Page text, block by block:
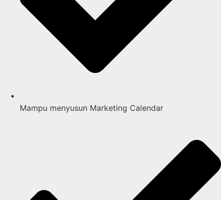
Mampu menyusun Marketing Calendar